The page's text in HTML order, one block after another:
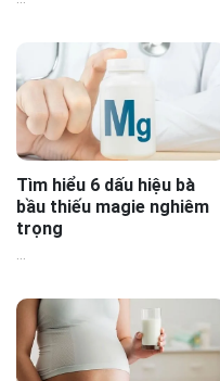
Tìm hiểu 6 dấu hiệu bà
bầu thiếu magie nghiêm
trọng